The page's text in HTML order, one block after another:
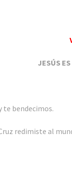
JESÚS
te bendecimos.
redimiste al